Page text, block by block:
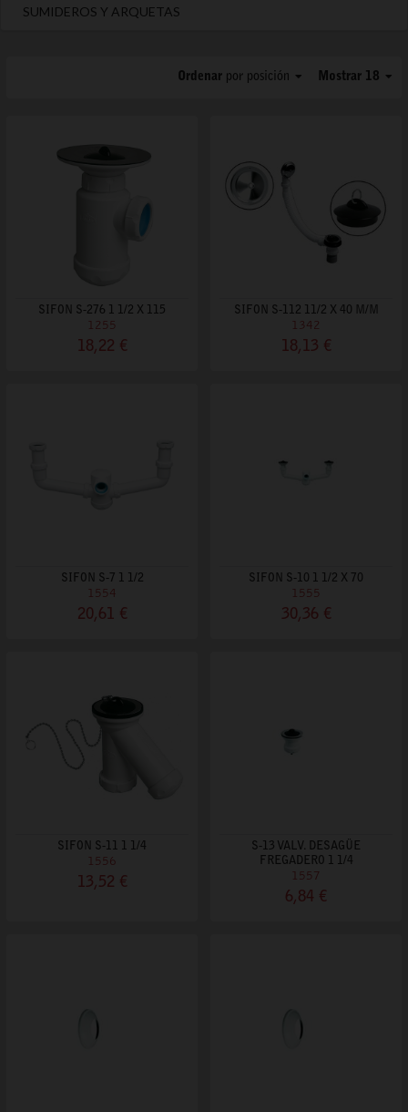
SUMIDEROS Y ARQUETAS
Mostrar 18
Ordenar por posición
SIFON S-276 1 1/2 X 115
1255
18,22 €
SIFON S-112 11/2 X 40 M/M
1342
18,13 €
SIFON S-7 1 1/2
1554
20,61 €
SIFON S-10 1 1/2 X 70
1555
30,36 €
SIFON S-11 1 1/4
1556
13,52 €
S-13 VALV. DESAGÜE
FREGADERO 1 1/4
1557
6,84 €